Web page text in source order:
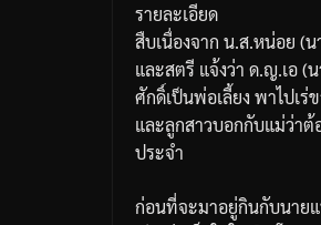
รายละเอียด
สืบเนื่องจาก น.ส.หน่อย (
และสตรี แจ้งว่า ด.ญ.เอ
ศักดิ์เป็นพ่อเลี้ยง พาไปเร่
และลูกสาวบอกกับแม่ว่าต้
ประจำ
ก่อนที่จะมาอยู่กินกับนายแ